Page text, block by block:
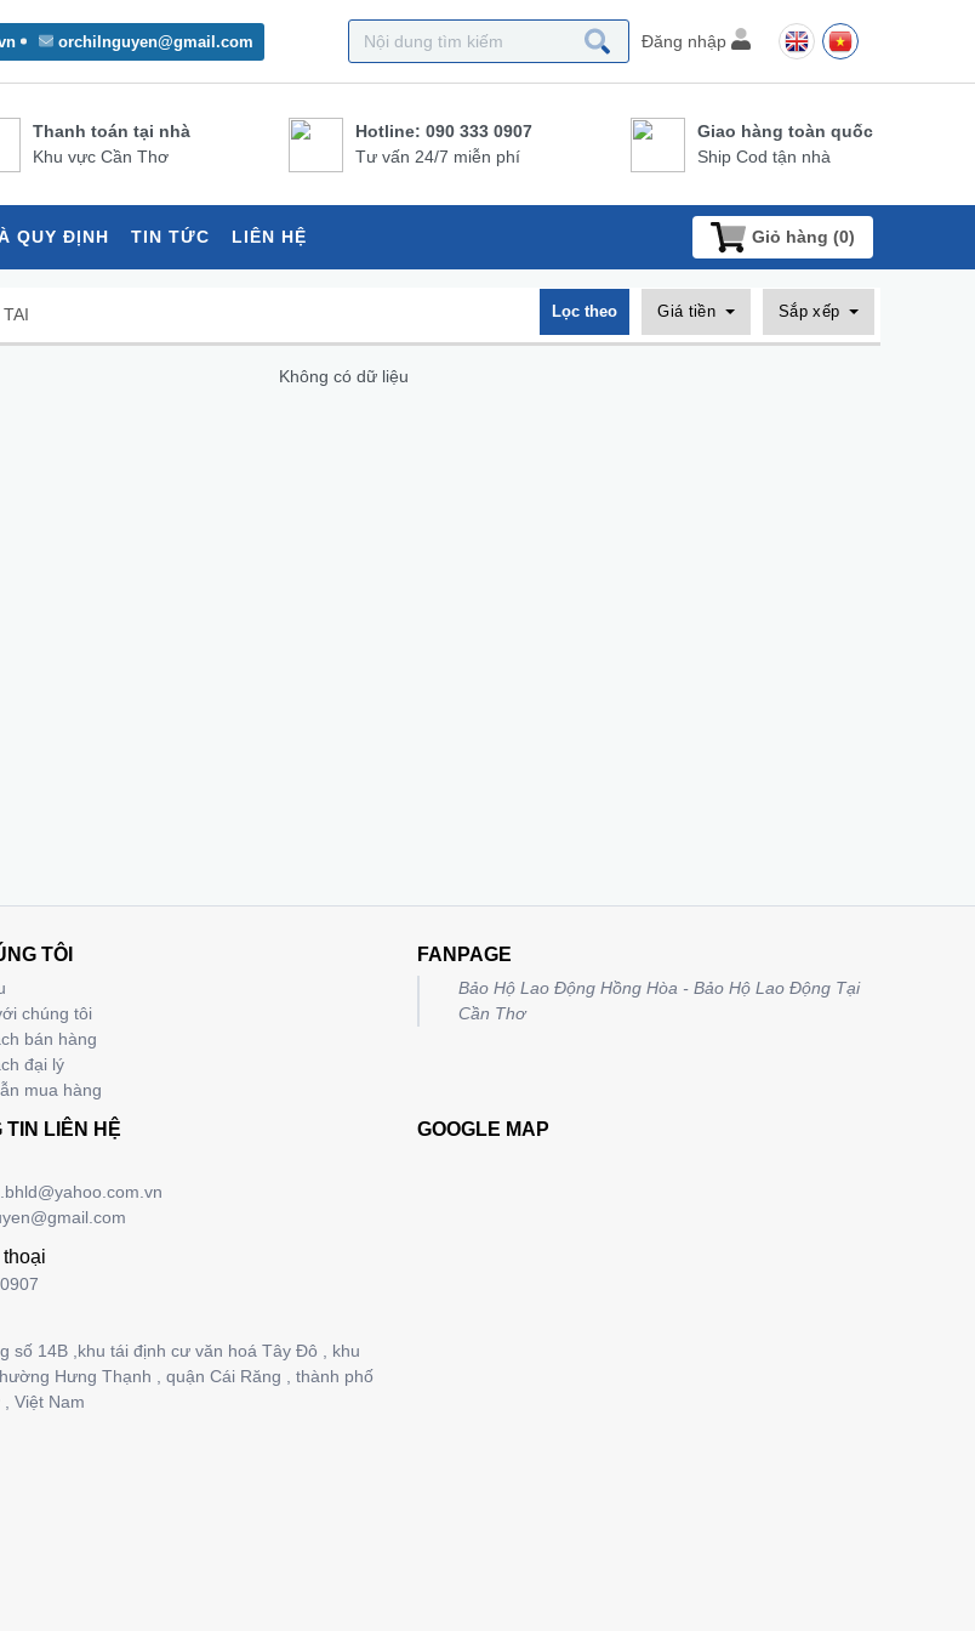
orchilnguyen@gmail.com Đăng nhập
Thanh toán tại nhà
Khu vực Cần Thơ
Hotline: 090 333 0907
Tư vấn 24/7 miễn phí
Giao hàng toàn quốc
Ship Cod tận nhà
QUY ĐỊNH TIN TỨC LIÊN HỆ Giỏ hàng (0)
Lọc theo Giá tiền Sắp xếp
Không có dữ liệu
TÔI
chúng tôi
bán hàng
đại lý
mua hàng
FANPAGE
Bảo Hộ Lao Động Hồng Hòa - Bảo Hộ Lao Động Tại
Cần Thơ
TIN LIÊN HỆ
số 14B ,khu tái định cư văn hoá Tây Đô , khu
Hưng Thạnh , quận Cái Răng , thành phố
Việt Nam
GOOGLE MAP